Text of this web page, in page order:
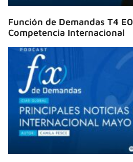
Función de Demandas T4
Competencia Internacional